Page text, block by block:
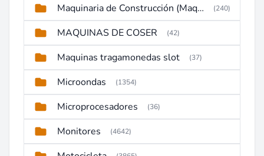
Maquinaria de Construcción (Maquinaria Pesada) (240)
MAQUINAS DE COSER (42)
Maquinas tragamonedas slot (37)
Microondas (1354)
Microprocesadores (36)
Monitores (4642)